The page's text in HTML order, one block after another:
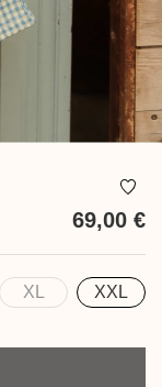
69,00 €
XL XXL